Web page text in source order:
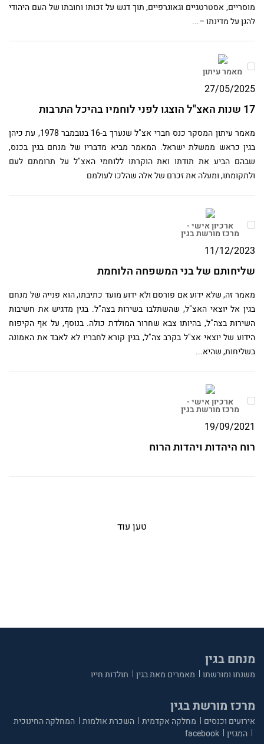
מוסריים, אסטרטגיים וגאוגרפיים, תוך דגש על זכותו וחובתו של העם היהודי
להגן על מדינתו –...
מאמר עיתון
27/05/2025
17 שנות האצ"ל הוצגו לפני לוחמיו בהיכל התרבות
מאמר עיתון המסקר כנס חברי אצ"ל שנערך ב-16 בנובמבר 1978, עת כיהן
בגין כראש ממשלת ישראל. המאמר מביא מדבריו של מנחם בגין בכנס,
שבהם הביע את תודתו ואת הוקרתו ללוחמי האצ"ל על תרומתם לעם
ולתקומתו, ומעלה את זכרם של אלה שהלכו לעולמם
ארכיון אישי -
מרכז מורשת בגין
11/12/2023
שליחותם של בני המשפחה הלוחמת
מאמר זה, שלא ידוע אם פורסם ולא ידוע מועד כתיבתו, הוא פנייה של מנחם
בגין אל יוצאי האצ"ל, שהשתלבו בשירות בצה"ל. בגין מדגיש את חשיבות
השירות בצה"ל, בהיותו צבא שחרור המולדת כולה. בנוסף, על אף הקיפוח
הידוע של יוצאי אצ"ל בקרב צה"ל, בגין קורא לחבריו לא לאבד את האמונה
בשליחות, שהיא...
ארכיון אישי -
מרכז מורשת בגין
19/09/2021
רוח היהדות ויהדות הרוח
טען עוד
מנחם בגין
משנתו ומורשתו מאמרים מאת בגין תולדות חייו
מרכז מורשת בגין
אירועים וכנסים מחלקה אקדמית השכרת אולמות
המחלקה החינוכית
המגזין
facebook